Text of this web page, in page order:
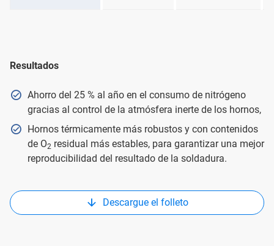
Resultados
Ahorro del 25 % al año en el consumo de nitrógeno
gracias al control de la atmósfera inerte de los hornos,
Hornos térmicamente más robustos y con contenidos
de O2 residual más estables, para garantizar una mejor
reproducibilidad del resultado de la soldadura.
Descargue el folleto